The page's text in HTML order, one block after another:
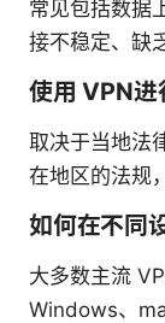
常见包括数据
接不稳定、缺
使用 VPN进
取决于当地法
在地区的法规
如何在不同
大多数主流
Windows、